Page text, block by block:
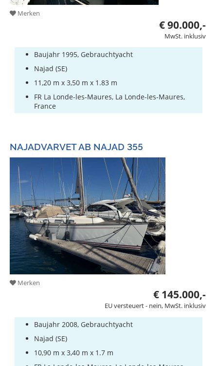
Merken
€ 90.000,-
MwSt. inklusiv
Baujahr 1995, Gebrauchtyacht
Najad (SE)
11,20 m x 3,50 m x 1.83 m
FR La Londe-les-Maures, La Londe-les-Maures,
France
NAJADVARVET AB NAJAD 355
Merken
€ 145.000,-
EU versteuert - nein, MwSt. inklusiv
Baujahr 2008, Gebrauchtyacht
Najad (SE)
10,90 m x 3,40 m x 1.7 m